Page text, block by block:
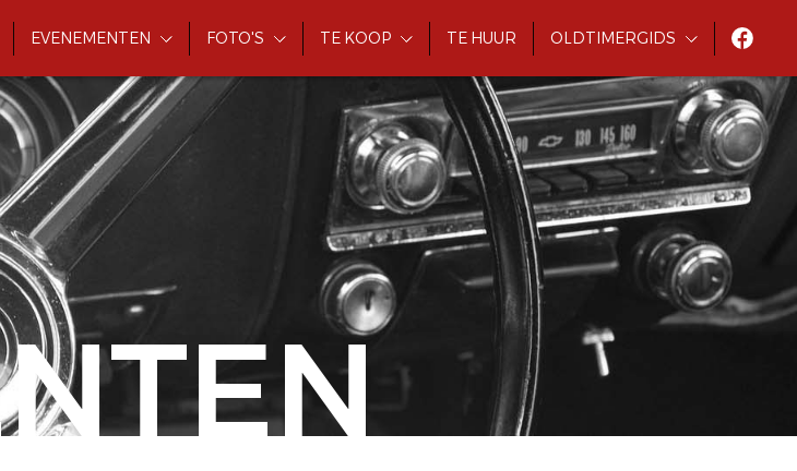
EVENEMENTEN FOTO'S TE KOOP TE HUUR OLDTIMERGIDS